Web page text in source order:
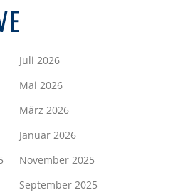
Juli 2026
Mai 2026
März 2026
Januar 2026
November 2025
September 2025